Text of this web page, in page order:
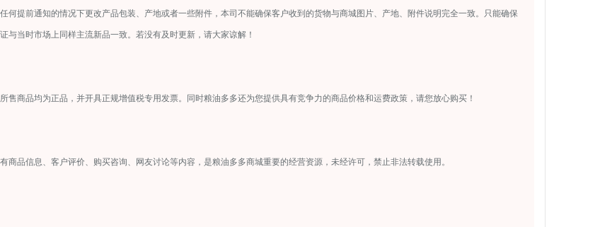
何提前通知的情况下更改产品包装、产地或者一些附件，本司不能确保客户收到的货物与商城图片、产地、附件说明完全一致。只能确保
与当时市场上同样主流新品一致。若没有及时更新，请大家谅解！
售商品均为正品，并开具正规增值税专用发票。同时粮油多多还为您提供具有竞争力的商品价格和运费政策，请您放心购买！
商品信息、客户评价、购买咨询、网友讨论等内容，是粮油多多商城重要的经营资源，未经许可，禁止非法转载使用。